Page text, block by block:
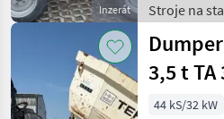
Benford/Terex
2
Wacker Neuson
Inzerát
Stroje na
Sklápacie
3,5 t TA
44 kS/32 kW